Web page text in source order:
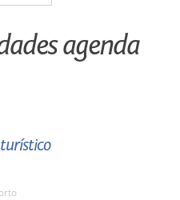
agenda